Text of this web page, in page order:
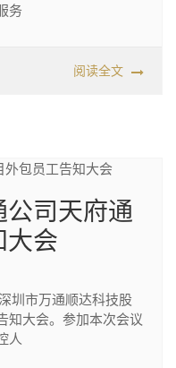
务
阅读全文
司天府通
大会
圳市万通顺达科技股
知大会。参加本次会议
人